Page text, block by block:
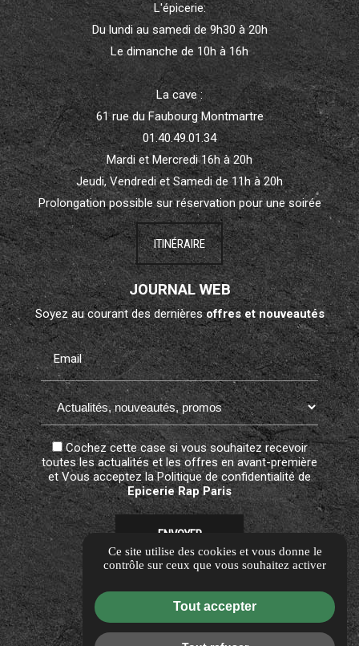
L'épicerie:
Du lundi au samedi de 9h30 à 20h
Le dimanche de 10h à 16h
La cave :
61 rue du Faubourg Montmartre
01.40.49.01.34
Mardi et Mercredi 16h à 20h
Jeudi, Vendredi et Samedi de 11h à 20h
Prolongation possible sur réservation pour une soirée
ITINÉRAIRE
JOURNAL WEB
Soyez au courant des dernièresoffres et nouveautés
Email
Cochez cette case si vous souhaitez recevoir
toutes les actualités et les offres en avant-première
et Vous acceptez laPolitique de confidentialitéde
Epicerie Rap Paris
Informations complémentaires
Mentions légales
Ce site utilise des cookies et vous donne le
contrôle sur ceux que vous souhaitez activer
Tout accepter